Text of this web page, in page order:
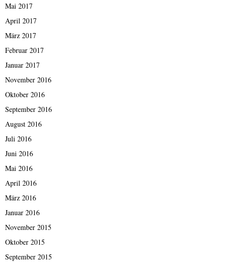
Mai 2017
April 2017
März 2017
Februar 2017
Januar 2017
November 2016
Oktober 2016
September 2016
August 2016
Juli 2016
Juni 2016
Mai 2016
April 2016
März 2016
Januar 2016
November 2015
Oktober 2015
September 2015